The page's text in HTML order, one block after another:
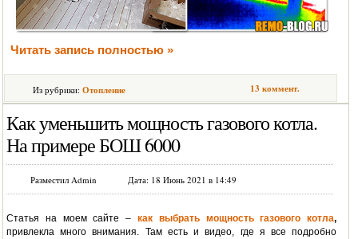
Читать запись полностью »
13 коммент.
Из рубрики: Отопление
Как уменьшить мощность газового котла.
На примере БОШ 6000
Разместил Admin Дата: 18 Июнь 2021 в 14:49
Статья на моем сайте – как выбрать мощность газового котла,
привлекла много внимания. Там есть и видео, где я все подробно